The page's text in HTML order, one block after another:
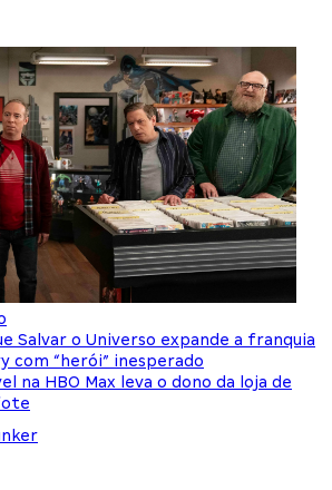
Salvar o Universo expande a franquia
com “herói” inesperado
na HBO Max leva o dono da loja de